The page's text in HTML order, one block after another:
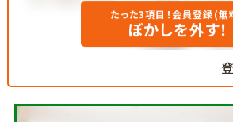
たった3項目！会員登録(無
ぼかしを外す！